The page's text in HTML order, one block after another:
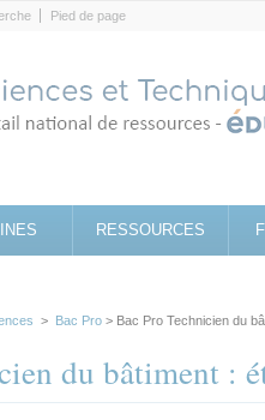
Pied de page
RESSOURCES
> Bac Pro > Bac Pro Technicien du
du bâtiment :